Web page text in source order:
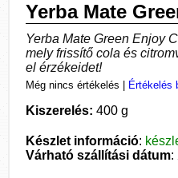
Yerba Mate
Yerba Mate Green Enjoy
mely frissítő cola és
el érzékeidet!
Még nincs értékelés Értékelés
Kiszerelés: 400 g
Készlet információ:
Várható szállítási dátum: